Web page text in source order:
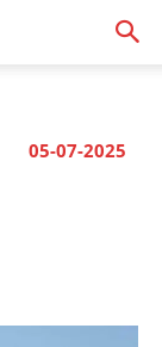
05-07-2025